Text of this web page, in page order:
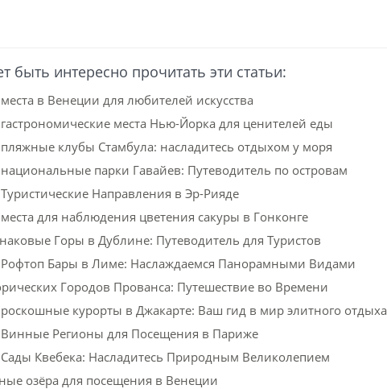
быть интересно прочитать эти статьи:
в Венеции для любителей искусства
места Нью-Йорка для ценителей еды
клубы Стамбула: насладитесь отдыхом у моря
парки Гавайев: Путеводитель по островам
Направления в Эр-Рияде
для наблюдения цветения сакуры в Гонконге
Горы в Дублине: Путеводитель для Туристов
Бары в Лиме: Наслаждаемся Панорамными Видами
Городов Прованса: Путешествие во Времени
курорты в Джакарте: Ваш гид в мир элитного отдыха
Регионы для Посещения в Париже
Квебека: Насладитесь Природным Великолепием
озёра для посещения в Венеции